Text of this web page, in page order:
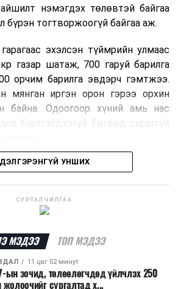
нэмэгдэх төлөвтэй байгаа
бүрэн тогтворжоогүй байгаа аж.
эхэлсэн түймрийн улмаас
газар шатаж, 700 гаруй барилга
орчим барилга эвдэрч гэмтжээ.
мянган иргэн орон гэрээ орхин
байна. Одоогоор хүний амь нас
бүртгэгдээгүй бөгөөд сураггүй
түймрийн нэг голомтыг
эрүүгийн хэрэг үүсгэн
тогтоож байгаа бөгөөд
гэж үзэж байгаа аж.
13 мужид 90 гаруй томоохон ой,
ДЭЛГЭРЭНГҮЙ УНШИХ
СУРТАЛЧИЛГАА
МЭДЭЭ ТОП МЭДЭЭ
11 цаг 52 минут
ын зочид, төлөөлөгчдөд үйлчлэх 250
жолоочийг сургалтад х...